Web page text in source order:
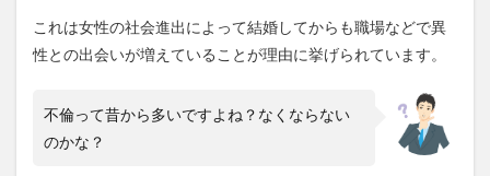
これは女性の社会進出によって結婚してからも職場などで異
性との出会いが増えていることが理由に挙げられています。
不倫って昔から多いですよね？なくならない
のかな？